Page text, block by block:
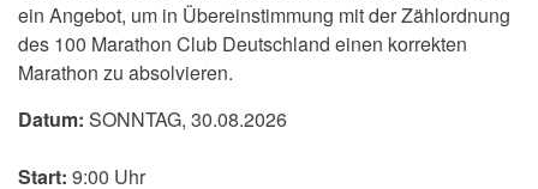
ein Angebot, um in Übereinstimmung mit der Zählordnung
des 100 Marathon Club Deutschland einen korrekten
Marathon zu absolvieren.
Datum: SONNTAG, 30.08.2026
Start: 9:00 Uhr